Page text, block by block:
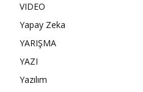
VIDEO
Yapay Zeka
YARIŞMA
YAZI
Yazılım